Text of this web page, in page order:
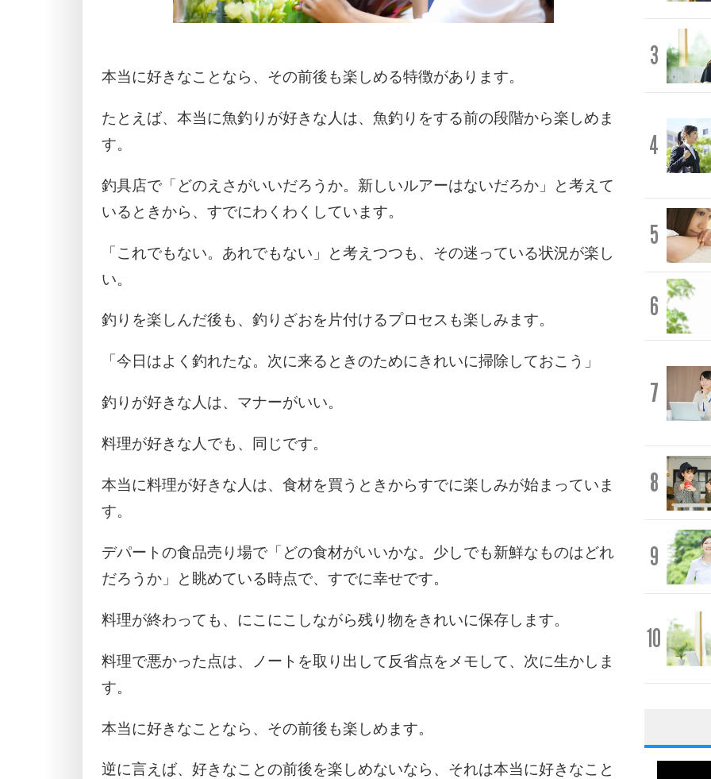
本当に好きなことなら、その前後も楽しめる特徴があります。
たとえば、本当に魚釣りが好きな人は、魚釣りをする前の段階から楽しめま
す。
釣具店で「どのえさがいいだろうか。新しいルアーはないだろか」と考えて
いるときから、すでにわくわくしています。
「これでもない。あれでもない」と考えつつも、その迷っている状況が楽し
い。
釣りを楽しんだ後も、釣りざおを片付けるプロセスも楽しみます。
「今日はよく釣れたな。次に来るときのためにきれいに掃除しておこう」
釣りが好きな人は、マナーがいい。
料理が好きな人でも、同じです。
本当に料理が好きな人は、食材を買うときからすでに楽しみが始まっていま
す。
デパートの食品売り場で「どの食材がいいかな。少しでも新鮮なものはどれ
だろうか」と眺めている時点で、すでに幸せです。
料理が終わっても、にこにこしながら残り物をきれいに保存します。
料理で悪かった点は、ノートを取り出して反省点をメモして、次に生かしま
す。
本当に好きなことなら、その前後も楽しめます。
逆に言えば、好きなことの前後を楽しめないなら、それは本当に好きなこと
3
4
5
6
7
8
9
10
1